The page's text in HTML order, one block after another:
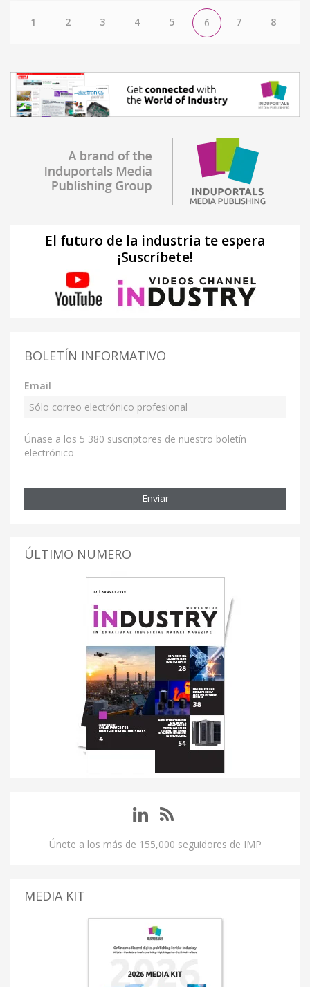
1 2 3 4 5 6 7 8
El futuro de la industria te espera
¡Suscríbete!
BOLETÍN INFORMATIVO
Email
Únase a los 5 380 suscriptores de nuestro boletín
electrónico
Enviar
ÚLTIMO NUMERO
Únete a los más de 155,000 seguidores de IMP
MEDIA KIT